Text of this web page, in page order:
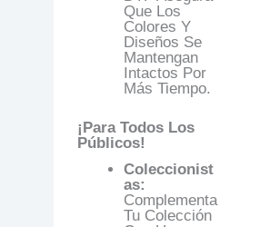
Que Los
Colores Y
Diseños Se
Mantengan
Intactos Por
Más Tiempo.
¡Para Todos Los
Públicos!
Coleccionist
As:
Complementa
Tu Colección